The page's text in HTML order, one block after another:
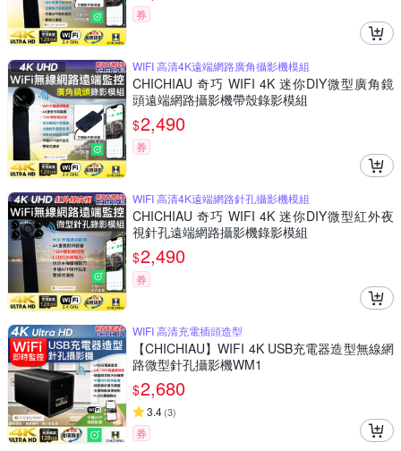
券
WIFI 高清4K遠端網路廣角攝影機模組
CHICHIAU 奇巧 WIFI 4K 迷你DIY微型廣角鏡
頭遠端網路攝影機帶殼錄影模組
$2,490
券
WIFI 高清4K遠端網路針孔攝影機模組
CHICHIAU 奇巧 WIFI 4K 迷你DIY微型紅外夜
視針孔遠端網路攝影機錄影模組
$2,490
券
WIFI 高清充電插頭造型
【CHICHIAU】WIFI 4K USB充電器造型無線網
路微型針孔攝影機WM1
$2,680
3.4(3)
券